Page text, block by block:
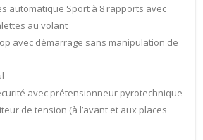
automatique Sport à 8 rapports avec
au volant
avec démarrage sans manipulation de
avec prétensionneur pyrotechnique
de tension (à l’avant et aux places